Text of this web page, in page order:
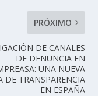
PRÓXIMO
DE CANALES
DE DENUNCIA EN
UNA NUEVA
DE TRANSPARENCIA
EN ESPAÑA